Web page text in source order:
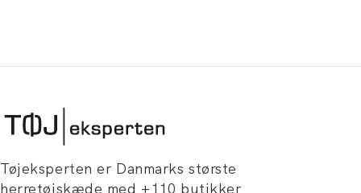
Tøjeksperten er Danmarks største
herretøjskæde med +110 butikker